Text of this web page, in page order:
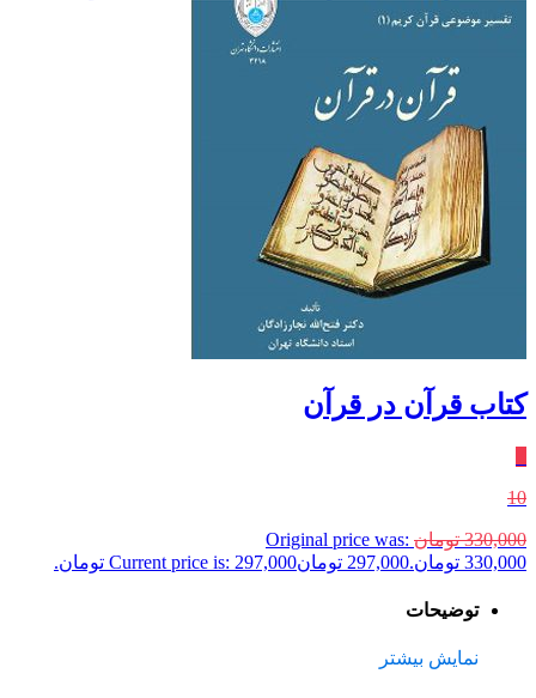
کتاب قرآن در قرآن
10
330,000 تومان Original price was:
330,000 تومان.
297,000 تومانCurrent price is: 297,000 تومان.
توضیحات
نمایش بیشتر